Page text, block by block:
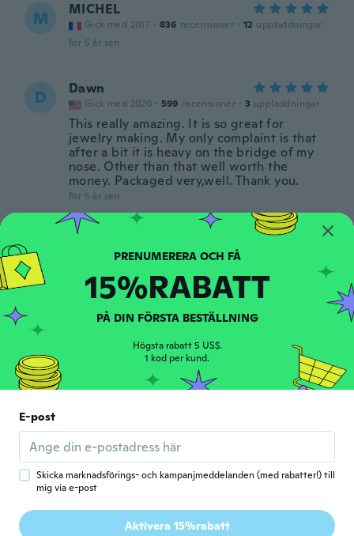
M MICHEL
Gick med 2017 · 836 recensioner · 12 uppladdningar
för 5 år sen
D Dawn
Gick med 2020 · 599 recensioner · 3 uppladdningar
This really amazing. It is so great for
jewelry making. My only complaint is that
after a bit it is heavy on the bridge of my
nose. Other than that well worth the
money. Packaged very,well. Thank you.
för 5 år sen
A Gick med 2017 · 16 recensioner
för 5 år sen
S stella
The light into work the quality is junk
H Gick med 2019 · 15 recensioner · 1 uppladdningar
Top!
Edina
Gick med 2018 · 209 recensioner
PRENUMERERA OCH FÅ
15%RABATT
PÅ DIN FÖRSTA BESTÄLLNING
Högsta rabatt 5 US$.
1 kod per kund.
E-post
Skicka marknadsförings- och kampanjmeddelanden (med rabatter!) till
mig via e-post
Aktivera 15%rabatt